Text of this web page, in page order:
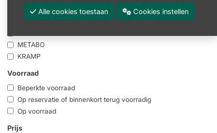
Merk
METABO
KRAMP
Voorraad
Beperkte voorraad
Op reservatie of binnenkort terug voorradig
Op voorraad
Prijs
Alle cookies toestaan Cookies instellen